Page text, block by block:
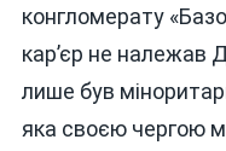
конгломерату
кар’єр не належав
лише був
яка своєю чергою